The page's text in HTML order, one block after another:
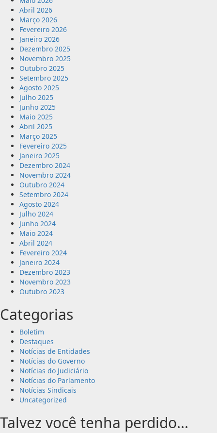
Abril 2026
Março 2026
Fevereiro 2026
Janeiro 2026
Dezembro 2025
Novembro 2025
Outubro 2025
Setembro 2025
Agosto 2025
Julho 2025
Junho 2025
Maio 2025
Abril 2025
Março 2025
Fevereiro 2025
Janeiro 2025
Dezembro 2024
Novembro 2024
Outubro 2024
Setembro 2024
Agosto 2024
Julho 2024
Junho 2024
Maio 2024
Abril 2024
Fevereiro 2024
Janeiro 2024
Dezembro 2023
Novembro 2023
Outubro 2023
Categorias
Boletim
Destaques
Notícias de Entidades
Notícias do Governo
Notícias do Judiciário
Notícias do Parlamento
Notícias Sindicais
Uncategorized
Talvez você tenha perdido...